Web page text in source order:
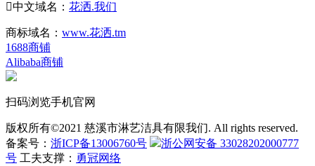
中文域名： 花洒.我们
商标域名： www.花洒.tm
1688商铺
Alibaba商铺
扫码浏览手机官网
版权所有©2021 慈溪市淋艺洁具有限我们. All rights reserved.
备案号： 浙ICP备13006760号
浙公网安备 33028202000777
号 工夫支撑： 勇冠网络